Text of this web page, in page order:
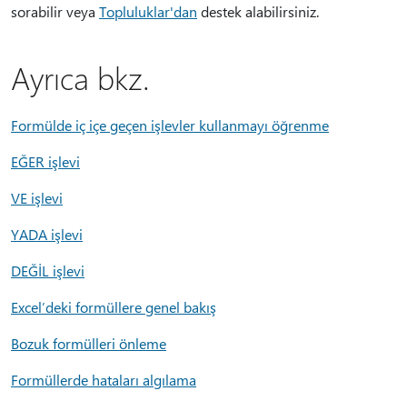
sorabilir veya Topluluklar'dan destek alabilirsiniz.
Ayrıca bkz.
Formülde iç içe geçen işlevler kullanmayı öğrenme
EĞER işlevi
VE işlevi
YADA işlevi
DEĞİL işlevi
Excel’deki formüllere genel bakış
Bozuk formülleri önleme
Formüllerde hataları algılama